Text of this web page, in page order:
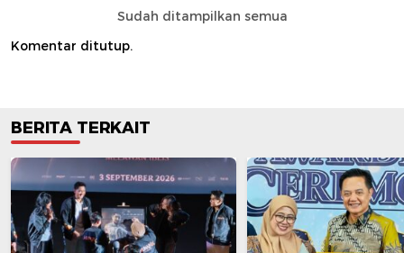
Sudah ditampilkan semua
Komentar ditutup.
BERITA TERKAIT